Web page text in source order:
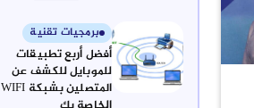
برمجيات تقنية
أفضل أربع تطبيقات
للموبايل للكشف عن
المتصلين بشبكة WIFI